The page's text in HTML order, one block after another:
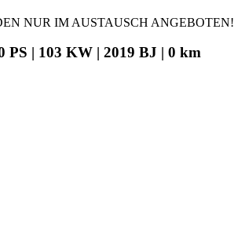
NUR IM AUSTAUSCH ANGEBOTEN!
PS | 103 KW | 2019 BJ | 0 km